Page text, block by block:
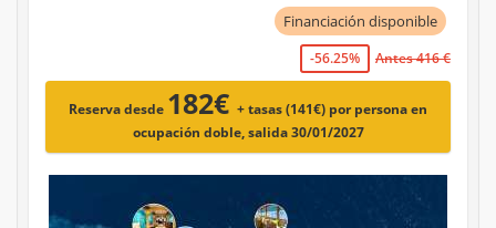
Financiación disponible
-56.25% Antes 416 €
Reserva desde 182€ + tasas (141€) por persona en
ocupación doble, salida 30/01/2027